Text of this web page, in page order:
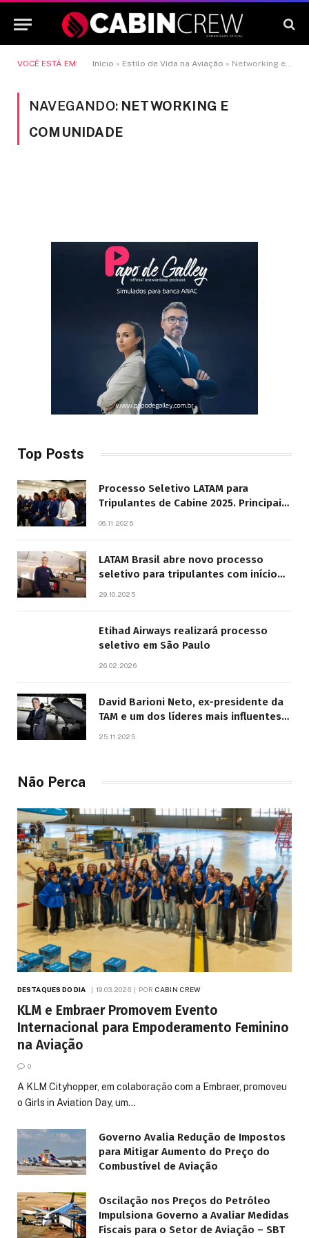
VOCÊ ESTÁ EM: Início » Estilo de Vida na Aviação » Networking e comunidade
NAVEGANDO: NETWORKING E
COMUNIDADE
Top Posts
Processo Seletivo LATAM para
Tripulantes de Cabine 2025. Principais
06.11.2025
LATAM Brasil abre novo processo
seletivo para tripulantes com início
29.10.2025
Etihad Airways realizará processo
seletivo em São Paulo
26.02.2026
David Barioni Neto, ex-presidente da
TAM e um dos líderes mais influentes
25.11.2025
Não Perca
DESTAQUES DO DIA 19.03.2026 POR CABIN CREW
KLM e Embraer Promovem Evento
Internacional para Empoderamento Feminino
na Aviação
0
A KLM Cityhopper, em colaboração com a Embraer, promoveu
o Girls in Aviation Day, um…
Governo Avalia Redução de Impostos
para Mitigar Aumento do Preço do
Combustível de Aviação
Oscilação nos Preços do Petróleo
Impulsiona Governo a Avaliar Medidas
Fiscais para o Setor de Aviação – SBT